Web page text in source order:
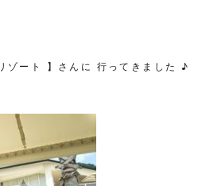
ゾート 】さんに 行ってきました ♪